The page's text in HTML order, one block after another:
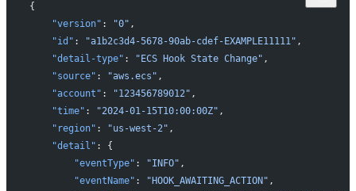
{
    "version"
: "0" ,
    "id"
: "a1b2c3d4-5678-90ab-cdef-EXAMPLE11111" ,
    "detail-type"
: "ECS Hook State Change" ,
    "source"
: "aws.ecs" ,
    "account"
: "123456789012" ,
    "time"
: "2024-01-15T10:00:00Z" ,
    "region"
: "us-west-2" ,
    "detail"
: {
        "eventType"
: "INFO" ,
        "eventName"
: "HOOK_AWAITING_ACTION" ,